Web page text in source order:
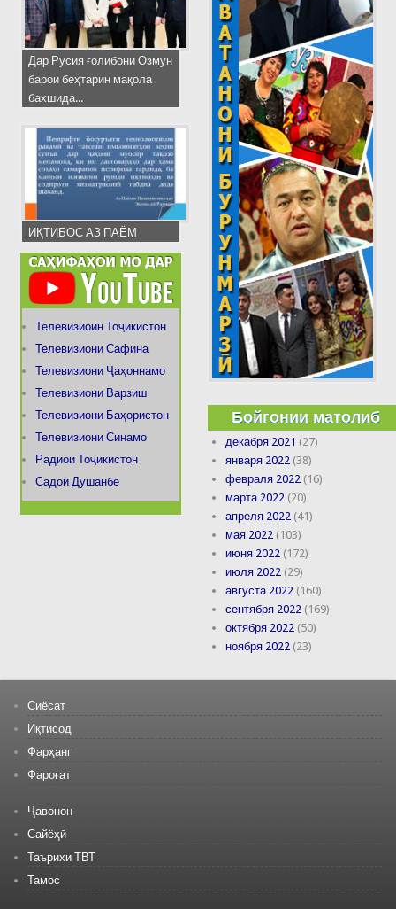
Дар Русия ғолибони Озмун
барои беҳтарин мақола
бахшида...
ИҚТИБОС АЗ ПАЁМ
Телевизиоин Тоҷикистон
Телевизиони Сафина
Телевизиони Ҷаҳоннамо
Телевизиони Варзиш
Телевизиони Баҳористон
Телевизиони Синамо
Радиои Тоҷикистон
Садои Душанбе
Бойгонии матолиб
декабря 2021 (27)
января 2022 (38)
февраля 2022 (16)
марта 2022 (20)
апреля 2022 (41)
мая 2022 (103)
июня 2022 (172)
июля 2022 (29)
августа 2022 (160)
сентября 2022 (169)
октября 2022 (50)
ноября 2022 (23)
Сиёсат
Иқтисод
Фарҳанг
Фароғат
Ҷавонон
Сайёҳӣ
Таърихи ТВТ
Тамос